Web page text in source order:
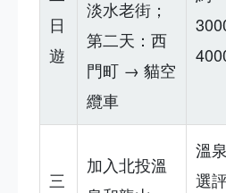
日
遊
淡水老街；
第二天：西
門町 → 貓空
纜車
三
加入北投溫
溫
選